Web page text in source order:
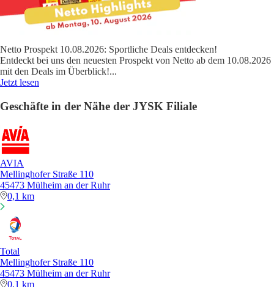
Netto Prospekt 10.08.2026: Sportliche Deals entdecken!
Entdeckt bei uns den neuesten Prospekt von Netto ab dem 10.08.2026
mit den Deals im Überblick!...
Jetzt lesen
Geschäfte in der Nähe der JYSK Filiale
AVIA
Mellinghofer Straße 110
45473 Mülheim an der Ruhr
0,1 km
Total
Mellinghofer Straße 110
45473 Mülheim an der Ruhr
0,1 km